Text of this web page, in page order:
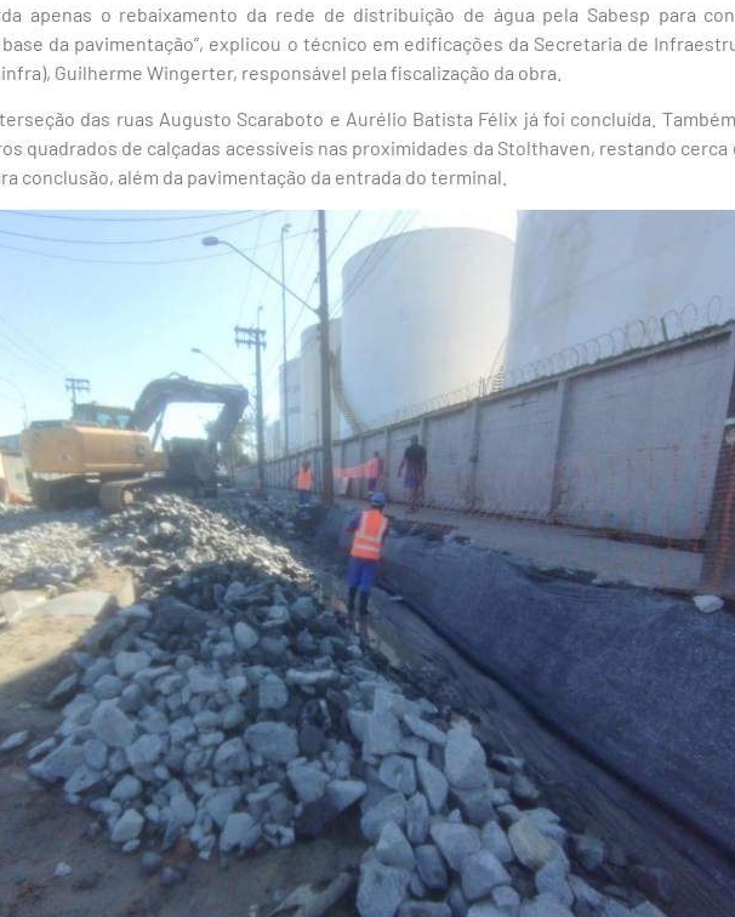
apenas o rebaixamento da rede de distribuição de água pela Sabesp para
da pavimentação”, explicou o técnico em edificações da Secretaria de
Guilherme Wingerter, responsável pela fiscalização da obra.
das ruas Augusto Scaraboto e Aurélio Batista Félix já foi concluída.
quadrados de calçadas acessíveis nas proximidades da Stolthaven, restando cerca
conclusão, além da pavimentação da entrada do terminal.